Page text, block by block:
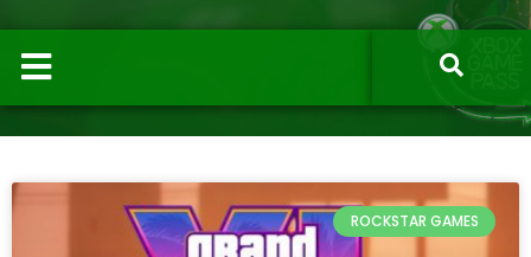
ROCKSTAR GAMES